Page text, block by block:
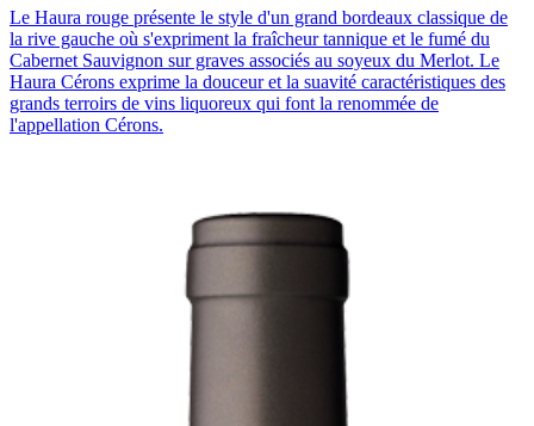
Le Haura rouge présente le style d'un grand bordeaux classique de
la rive gauche où s'expriment la fraîcheur tannique et le fumé du
Cabernet Sauvignon sur graves associés au soyeux du Merlot. Le
Haura Cérons exprime la douceur et la suavité caractéristiques des
grands terroirs de vins liquoreux qui font la renommée de
l'appellation Cérons.